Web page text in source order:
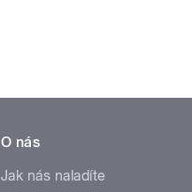
O nás
Jak nás naladíte